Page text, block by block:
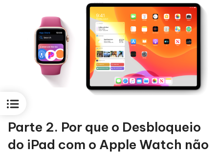
Parte 2. Por que o Desbloqueio
do iPad com o Apple Watch não